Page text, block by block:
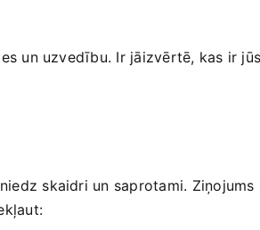
un uzvedību. Ir jāizvērtē, kas ir
skaidri un‌ saprotami.